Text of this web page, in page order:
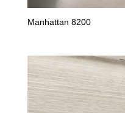
Manhattan 8200